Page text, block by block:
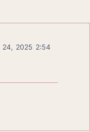
24, 2025 2:54